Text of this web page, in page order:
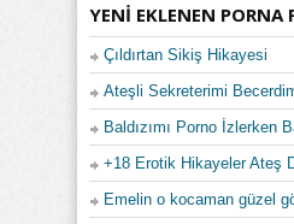
YENI EKLENEN PORNA
Çıldırtan Sikiş Hikayesi
Ateşli Sekreterimi
Baldızımı Porno İzlerken
+18 Erotik Hikayeler Ateş
Emelin o kocaman güzel